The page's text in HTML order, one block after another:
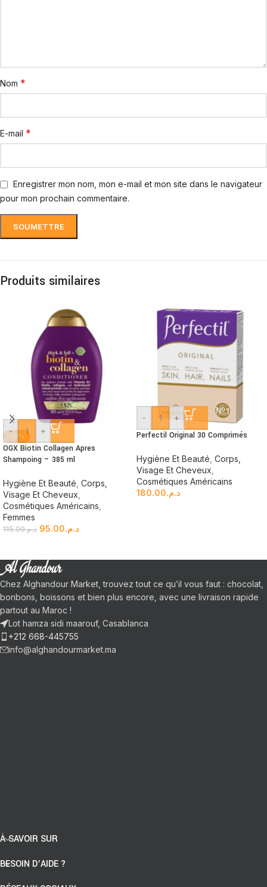
Nom *
E-mail *
Enregistrer mon nom, mon e-mail et mon site dans le navigateur
pour mon prochain commentaire.
Produits similaires
-17%
- +
OGX Biotin Collagen Apres
Shampoing – 385 ml
Hygiène Et Beauté Corps,
Visage Et Cheveux
Cosmétiques Américains
Femmes
د.م.115.00 د.م.95.00
- +
Perfectil Original 30 Comprimés
Hygiène Et Beauté Corps,
Visage Et Cheveux
Cosmétiques Américains
د.م.180.00
Chez Alghandour Market, trouvez tout ce qu’il vous faut : chocolat,
bonbons, boissons et bien plus encore, avec une livraison rapide
partout au Maroc !
Lot hamza sidi maarouf, Casablanca
+212 668-445755
info@alghandourmarket.ma
À SAVOIR SUR
BESOIN D’AIDE ?